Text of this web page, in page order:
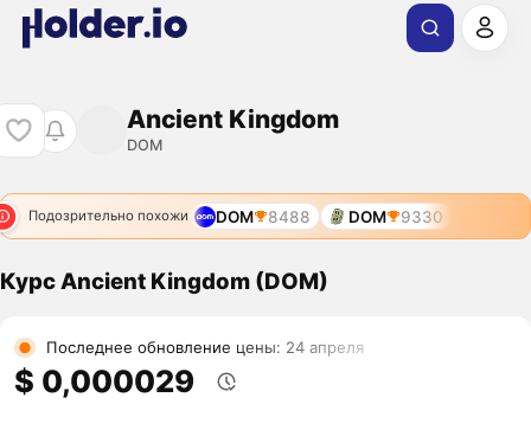
Ancient Kingdom
DOM
Подозрительно похожи DOM 8488 DOM 9330
Курс Ancient Kingdom (DOM)
Последнее обновление цены: 24 апреля
$ 0,000029